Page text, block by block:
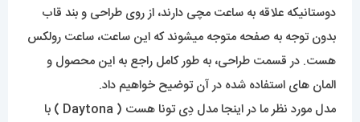
دوستانیکه علاقه به ساعت مچی دارند، از روی طراحی و بند قاب
بدون توجه به صفحه متوجه میشوند که این ساعت، ساعت رولکس
هست. در قسمت طراحی، به طور کامل راجع به این محصول و
المان های استفاده شده در آن توضیح خواهیم داد.
مدل مورد نظر ما در اینجا مدل دِی تونا هست ( Daytona ) با